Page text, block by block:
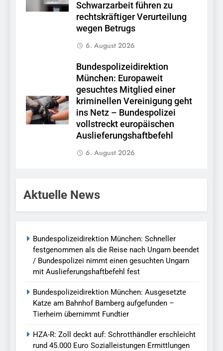
Schwarzarbeit führen zu
rechtskräftiger Verurteilung
wegen Betrugs
6. August 2026
Bundespolizeidirektion
München: Europaweit
gesuchtes Mitglied einer
kriminellen Vereinigung geht
ins Netz – Bundespolizei
vollstreckt europäischen
Auslieferungshaftbefehl
6. August 2026
Aktuelle News
Bundespolizeidirektion München: Schneller
festgenommen als die Reise nach Ungarn beendet
/ Bundespolizei nimmt einen gesuchten Ungarn
mit Auslieferungshaftbefehl fest
Bundespolizeidirektion München: Ausgesetzte
Katze am Bahnhof Bamberg aufgefunden –
Tierheim übernimmt Fundtier
HZA-R: Zoll deckt auf: Schrotthändler erschleicht
rund 45.000 Euro Sozialleistungen Ermittlungen